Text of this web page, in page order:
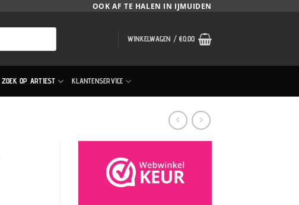
OOK AF TE HALEN IN IJMUIDEN
WINKELWAGEN /€0.00
ZOEK OP ARTIEST KLANTENSERVICE